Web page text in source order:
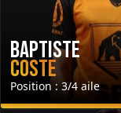
Baptiste
Coste
Position : 3/4 aile